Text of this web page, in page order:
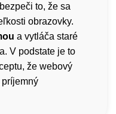
to, že sa
obrazovky.
a vytláča staré
V podstate je to
že webový